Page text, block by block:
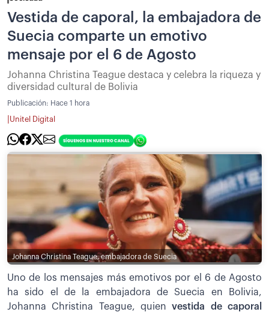
Vestida de caporal, la embajadora de
Suecia comparte un emotivo
mensaje por el 6 de Agosto
Johanna Christina Teague destaca y celebra la riqueza y
diversidad cultural de Bolivia
Publicación: Hace 1 hora
Unitel Digital
Johanna Christina Teague, embajadora de Suecia
Uno de los mensajes más emotivos por el 6 de Agosto
ha sido el de la embajadora de Suecia en Bolivia,
Johanna Christina Teague, quienvestida de caporal